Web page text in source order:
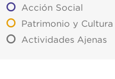
Acción Social
Patrimonio y Cultura
Actividades Ajenas